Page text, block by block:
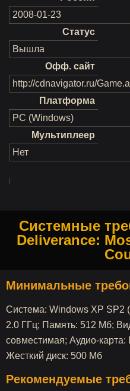
2008-01-23
Статус
Вышла
Офф. сайт
http://cdnavigator.ru/
Платформа
PC (Windows)
Мультиплеер
Нет
Системные
Deliverance:
Минимальные
Система: Windows XP SP2
2.0 ГГц; Память: 512 Мб;
совместимая; Аудио-
Жесткий диск: 500 Мб
Рекомендуемые